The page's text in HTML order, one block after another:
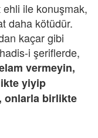
ile konuşmak,
daha kötüdür.
kaçar gibi
i şeriflerde,
vermeyin,
yiyip
onlarla birlikte